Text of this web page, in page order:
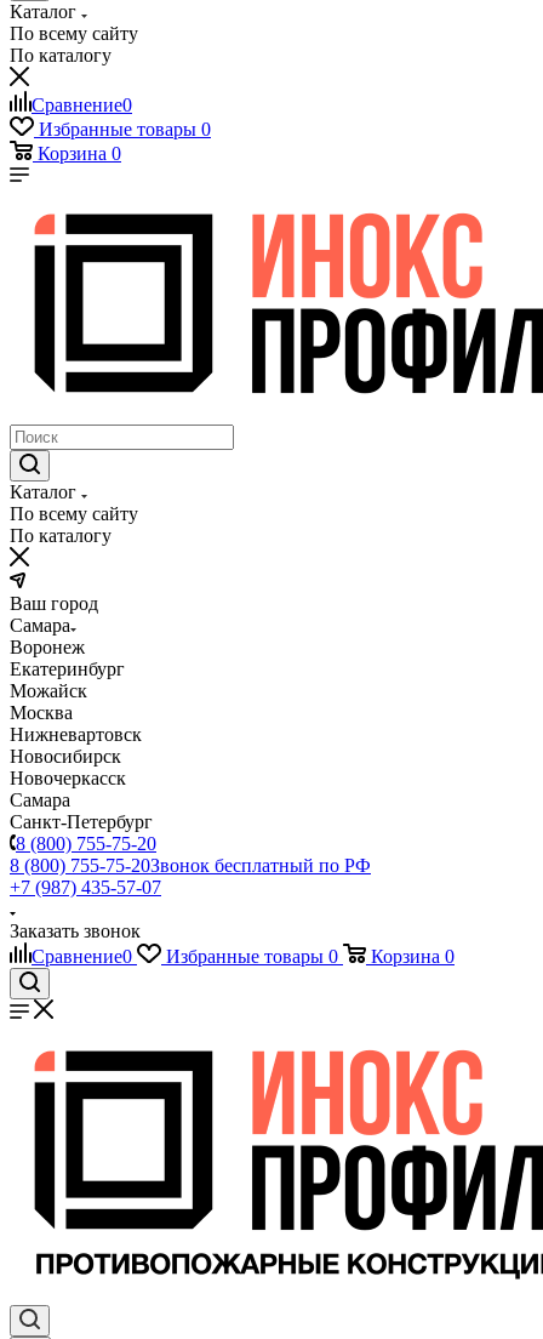
Каталог
По всему сайту
По каталогу
Сравнение0
Избранные товары 0
Корзина 0
Каталог
По всему сайту
По каталогу
Ваш город
Самара
Воронеж
Екатеринбург
Можайск
Москва
Нижневартовск
Новосибирск
Новочеркасск
Самара
Санкт-Петербург
8 (800) 755-75-20
8 (800) 755-75-20Звонок бесплатный по РФ
+7 (987) 435-57-07
Заказать звонок
Сравнение0 Избранные товары 0 Корзина 0